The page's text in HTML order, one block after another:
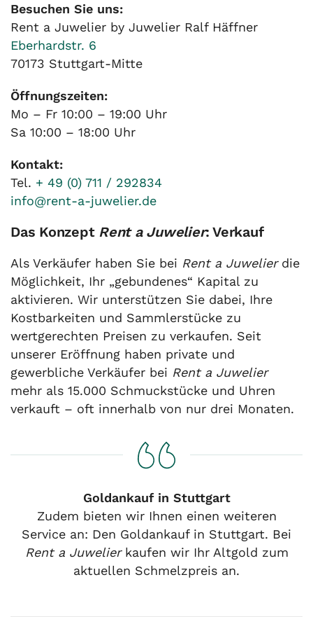
Besuchen Sie uns:
Rent a Juwelier by Juwelier Ralf Häffner
Eberhardstr. 6
70173 Stuttgart-Mitte
Öffnungszeiten:
Mo – Fr 10:00 – 19:00 Uhr
Sa 10:00 – 18:00 Uhr
Kontakt:
Tel. + 49 (0) 711 / 292834
info@rent-a-juwelier.de
Das Konzept Rent a Juwelier: Verkauf
Als Verkäufer haben Sie bei Rent a Juwelierdie
Möglichkeit, Ihr „gebundenes“ Kapital zu
aktivieren. Wir unterstützen Sie dabei, Ihre
Kostbarkeiten und Sammlerstücke zu
wertgerechten Preisen zu verkaufen. Seit
unserer Eröffnung haben private und
gewerbliche Verkäufer bei Rent a Juwelier
mehr als 15.000 Schmuckstücke und Uhren
verkauft – oft innerhalb von nur drei Monaten.
Goldankauf in Stuttgart
Zudem bieten wir Ihnen einen weiteren
Service an: Den Goldankauf in Stuttgart. Bei
Rent a Juwelierkaufen wir Ihr Altgold zum
aktuellen Schmelzpreis an.